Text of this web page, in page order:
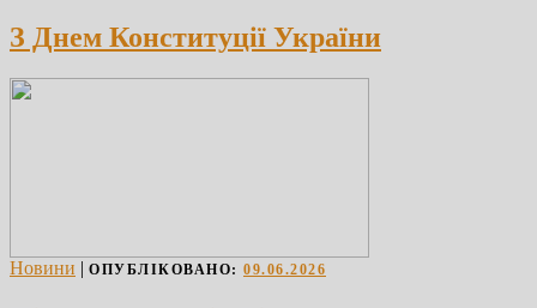
З Днем Конституції України
Новини | ОПУБЛІКОВАНО: 09.06.2026